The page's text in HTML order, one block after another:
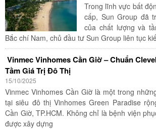
Trong lĩnh vực bất
cấp, Sun Group đã
của chất lượng và
Bắc chí Nam, chủ đầu tư Sun Group liên tục
Vinmec Vinhomes Cần Giờ – Chuẩn
Tầm Giá Trị Đô Thị
15/10/2025
Vinmec Vinhomes Cần Giờ là một trong
tại siêu đô thị Vinhomes Green Paradise
Cần Giờ, TP.HCM. Không chỉ là bệnh viện
được xây dựng